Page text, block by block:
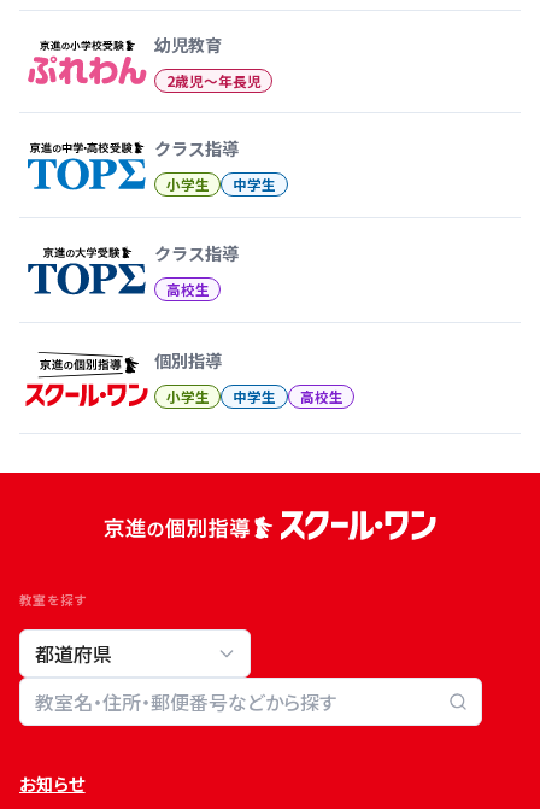
幼児教育
2歳児〜年長児
クラス指導
小学生 中学生
クラス指導
高校生
個別指導
小学生 中学生 高校生
教室を探す
教室検索
お知らせ